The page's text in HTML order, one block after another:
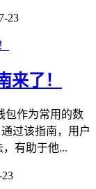
23
来了！
包作为常用的数
过该指南，用户
有助于他...
23